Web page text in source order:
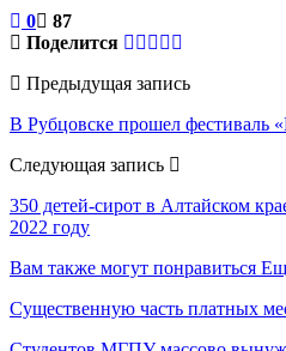
0
87
Поделится
Предыдущая запись
В Рубцовске прошел фестиваль
Следующая запись
350 детей-сирот в Алтайском
2022 году
Вам также могут понравиться
Существенную часть платных